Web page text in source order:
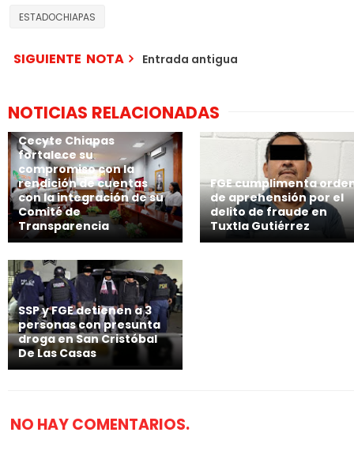
ESTADOCHIAPAS
SIGUIENTE NOTA Entrada antigua
NOTICIAS RELACIONADAS
Cecyte Chiapas
fortalece su
compromiso con la
rendición de cuentas
con la integración de su
Comité de
Transparencia
FGE cumplimenta
de aprehensión por el
delito de fraude en
Tuxtla Gutiérrez
SSP y FGE detienen a 3
personas con presunta
droga en San Cristóbal
De Las Casas
NO HAY COMENTARIOS.